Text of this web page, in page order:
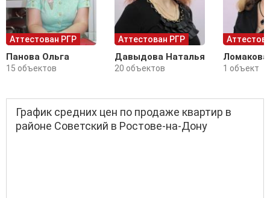
Аттестован РГР
Панова Ольга
15 объектов
Аттестован РГР
Давыдова Наталья
20 объектов
Ломакова
1 объект
График средних цен по продаже квартир в
районе Советский в Ростове-на-Дону